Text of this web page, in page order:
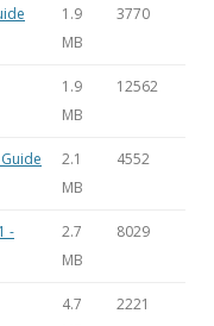
1.9
MB
3770
1.9
MB
12562
2.1
MB
4552
-
2.7
MB
8029
4.7
2221